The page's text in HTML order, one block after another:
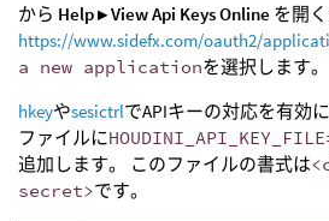
から Help ▸ View Api Keys Online を開
https://www.sidefx.com/oauth2/
a new applicationを選択します。
hkeyやsesictrlでAPIキーの対応を有効
ファイルに
追加します。 このファイルの書式は
secret>です。